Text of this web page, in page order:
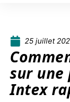
25 juillet
sur une
Intex